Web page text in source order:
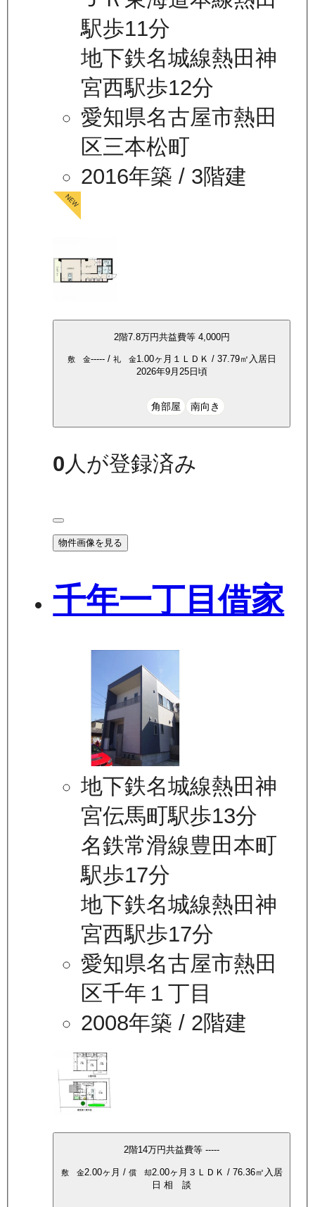
駅歩11分
地下鉄名城線熱田神
宮西駅歩12分
愛知県名古屋市熱田
区三本松町
2016年築 / 3階建
2階7.8万円共益費等 4,000円
敷 金-----/ 礼 金1.00ヶ月 １ＬＤＫ / 37.79㎡ 入居日
2026年9月25日頃
角部屋 南向き
0 人が登録済み
物件画像を見る
千年一丁目借家
地下鉄名城線熱田神
宮伝馬町駅歩13分
名鉄常滑線豊田本町
駅歩17分
地下鉄名城線熱田神
宮西駅歩17分
愛知県名古屋市熱田
区千年１丁目
2008年築 / 2階建
2階14万円共益費等 -----
敷 金2.00ヶ月 / 償 却2.00ヶ月 ３ＬＤＫ / 76.36㎡ 入居
日 相 談